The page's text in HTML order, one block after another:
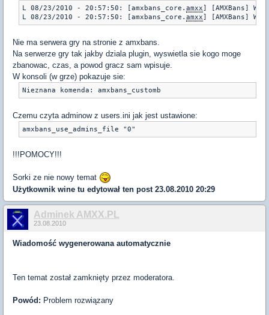
L 08/23/2010 - 20:57:50: [amxbans_core. amxx] [AMXBans]
L 08/23/2010 - 20:57:50: [amxbans_core. amxx] [AMXBans]
Nie ma serwera gry na stronie z amxbans.
Na serwerze gry tak jakby dziala plugin, wyswietla sie kogo moge
zbanowac, czas, a powod gracz sam wpisuje.
W konsoli (w grze) pokazuje sie:
Nieznana komenda: amxbans_customb
Czemu czyta adminow z users.ini jak jest ustawione:
amxbans_use_admins_file "0"
!!!POMOCY!!!
Sorki ze nie nowy temat
Użytkownik wine tu edytował ten post 23.08.2010 20:29
Adminek AMXX.PL
23.08.2010
Wiadomość wygenerowana automatycznie
Ten temat został zamknięty przez moderatora.
Powód: Problem rozwiązany